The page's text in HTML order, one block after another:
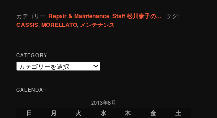
カテゴリー: Repair & Maintenance,Staff 松川泰子の… | タグ:
CASSIS,MORELLATO, メンテナンス
CATEGORY
C
e
CALENDAR
2013年8月
日 月 火 水 木 金 土